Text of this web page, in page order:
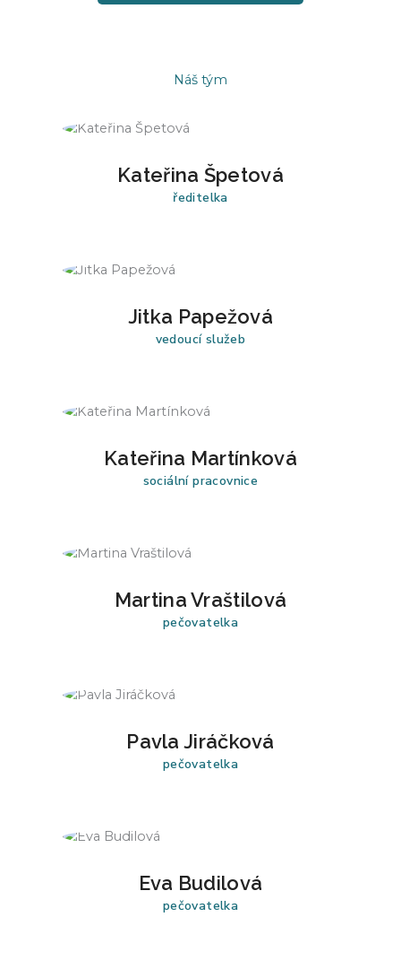
Náš tým
Kateřina Špetová
ředitelka
Jitka Papežová
vedoucí služeb
Kateřina Martínková
sociální pracovnice
Martina Vraštilová
pečovatelka
Pavla Jiráčková
pečovatelka
Eva Budilová
pečovatelka